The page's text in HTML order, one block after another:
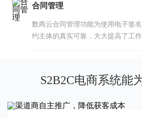
合同管理
数商云合同管理功能为使用电子签
约主体的真实可靠，大大提高了工
S2B2C电商系统能